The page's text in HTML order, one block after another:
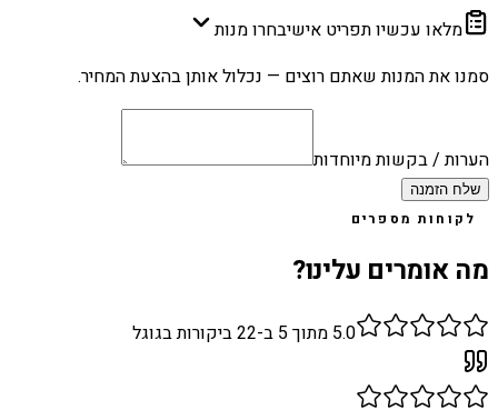
מלאו עכשיו תפריט אישיבחרו מנות
סמנו את המנות שאתם רוצים — נכלול אותן בהצעת המחיר.
הערות / בקשות מיוחדות
שלח הזמנה
לקוחות מספרים
מה אומרים עלינו?
5.0 מתוך 5 ב- 22ביקורות בגוגל